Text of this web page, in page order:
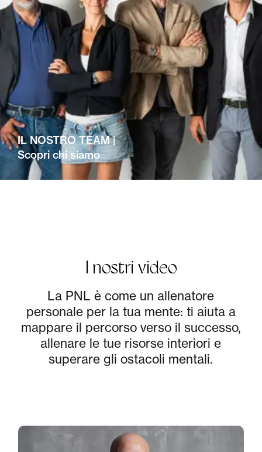
IL NOSTRO TEAM |
Scopri chi siamo
I nostri video
La PNL è come un allenatore
personale per la tua mente: ti aiuta a
mappare il percorso verso il successo,
allenare le tue risorse interiori e
superare gli ostacoli mentali.